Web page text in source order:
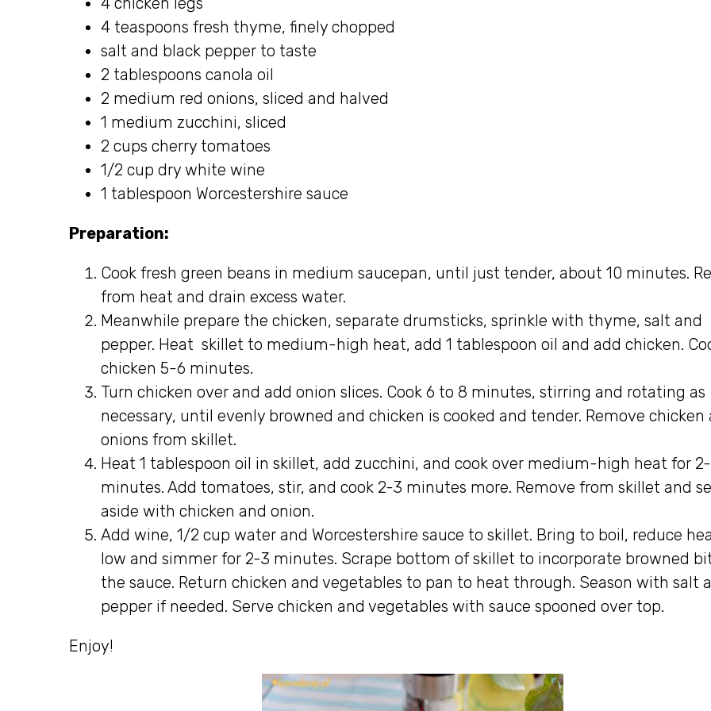
4 teaspoons fresh thyme, finely chopped
salt and black pepper to taste
2 tablespoons canola oil
2 medium red onions, sliced and halved
1 medium zucchini, sliced
2 cups cherry tomatoes
1/2 cup dry white wine
1 tablespoon Worcestershire sauce
Preparation:
Cook fresh green beans in medium saucepan, until just tender, about 10 minutes.
from heat and drain excess water.
Meanwhile prepare the chicken, separate drumsticks, sprinkle with thyme, salt and
pepper. Heat skillet to medium-high heat, add 1 tablespoon oil and add chicken.
chicken 5-6 minutes.
Turn chicken over and add onion slices. Cook 6 to 8 minutes, stirring and rotating as
necessary, until evenly browned and chicken is cooked and tender. Remove chicken
onions from skillet.
Heat 1 tablespoon oil in skillet, add zucchini, and cook over medium-high heat for
minutes. Add tomatoes, stir, and cook 2-3 minutes more. Remove from skillet and
aside with chicken and onion.
Add wine, 1/2 cup water and Worcestershire sauce to skillet. Bring to boil, reduce
low and simmer for 2-3 minutes. Scrape bottom of skillet to incorporate browned
the sauce. Return chicken and vegetables to pan to heat through. Season with salt
pepper if needed. Serve chicken and vegetables with sauce spooned over top.
Enjoy!